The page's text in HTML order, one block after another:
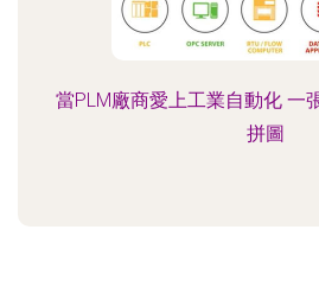
當PLM廠商愛上工業自動化 一
拼圖